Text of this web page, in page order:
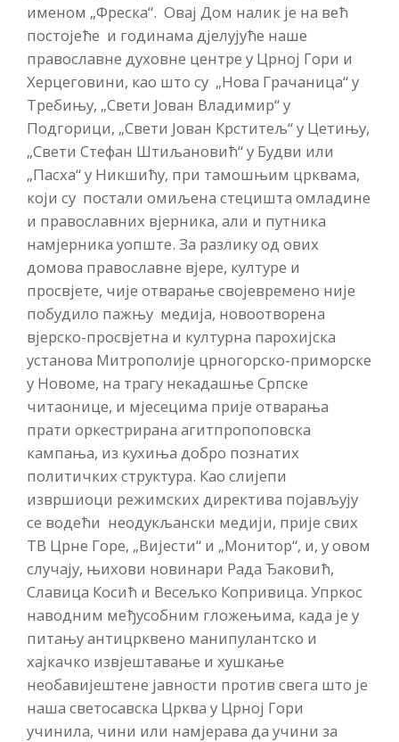
именом „Фреска“. Овај Дом налик је на већ
постојеће и годинама дјелујуће наше
православне духовне центре у Црној Гори и
Херцеговини, као што су „Нова Грачаница“ у
Требињу, „Свети Јован Владимир“ у
Подгорици, „Свети Јован Крститељ“ у Цетињу,
„Свети Стефан Штиљановић“ у Будви или
„Пасха“ у Никшићу, при тамошњим црквама,
који су постали омиљена стецишта омладине
и православних вјерника, али и путника
намјерника уопште. За разлику од ових
домова православне вјере, културе и
просвјете, чије отварање својевремено није
побудило пажњу медија, новоотворена
вјерско-просвјетна и културна парохијска
установа Митрополије црногорско-приморске
у Новоме, на трагу некадашње Српске
читаонице, и мјесецима прије отварања
прати оркестрирана агитпропоповска
кампања, из кухиња добро познатих
политичких структура. Као слијепи
извршиоци режимских директива појављују
се водећи неодукљански медији, прије свих
ТВ Црне Горе, „Вијести“ и „Монитор“, и, у овом
случају, њихови новинари Рада Ђаковић,
Славица Косић и Весељко Копривица. Упркос
наводним међусобним гложењима, када је у
питању антицрквено манипулантско и
хајкачко извјештавање и хушкање
необавијештене јавности против свега што је
наша светосавска Црква у Црној Гори
учинила, чини или намјерава да учини за